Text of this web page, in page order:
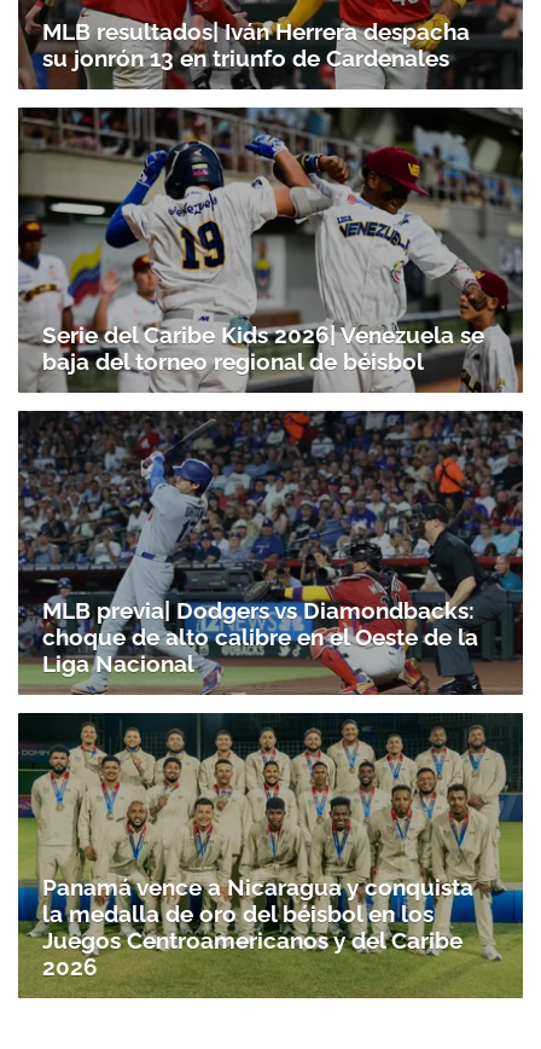
MLB resultados| Iván Herrera despacha
su jonrón 13 en triunfo de Cardenales
Serie del Caribe Kids 2026| Venezuela se
baja del torneo regional de béisbol
MLB previa| Dodgers vs Diamondbacks:
choque de alto calibre en el Oeste de la
Liga Nacional
Panamá vence a Nicaragua y conquista
la medalla de oro del béisbol en los
Juegos Centroamericanos y del Caribe
2026